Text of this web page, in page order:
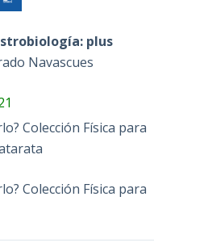
plus
Navascues
Colección Física para
Colección Física para